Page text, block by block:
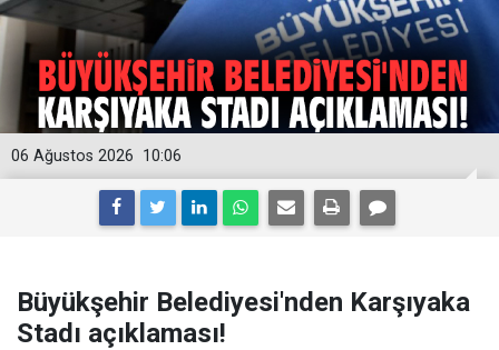
10:06
06 Ağustos 2026
Büyükşehir Belediyesi'nden Karşıyaka
Stadı açıklaması!